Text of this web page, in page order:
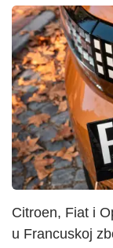
Citroen, Fiat i
u Francuskoj